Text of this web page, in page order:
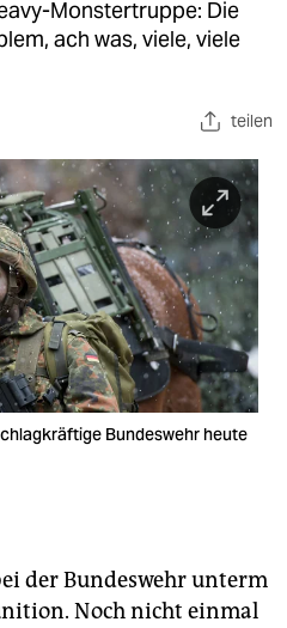
Monstertruppe: Die
ach was, viele, viele
teilen
Bundeswehr heute
der Bundeswehr unterm
Noch nicht einmal